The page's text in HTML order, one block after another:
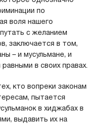
по
воля нашего
с желанием
заключается в том,
– и мусульмане, и
в своих правах.
кто вопреки законам
пытается
в хиджабах в
выдавить их на